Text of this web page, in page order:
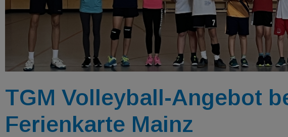
TGM Volleyball-Angebot
Ferienkarte Mainz